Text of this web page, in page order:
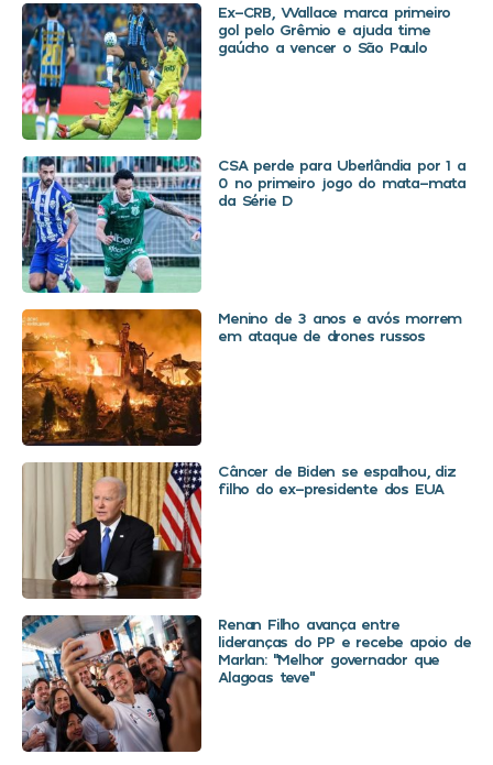
Ex-CRB, Wallace marca primeiro
gol pelo Grêmio e ajuda time
gaúcho a vencer o São Paulo
CSA perde para Uberlândia por 1 a
0 no primeiro jogo do mata-mata
da Série D
Menino de 3 anos e avós morrem
em ataque de drones russos
Câncer de Biden se espalhou, diz
filho do ex-presidente dos EUA
Renan Filho avança entre
lideranças do PP e recebe apoio de
Marlan: “Melhor governador que
Alagoas teve”